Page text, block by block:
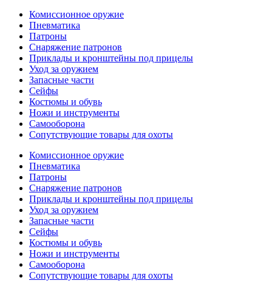
Комиссионное оружие
Пневматика
Патроны
Снаряжение патронов
Приклады и кронштейны под прицелы
Уход за оружием
Запасные части
Сейфы
Костюмы и обувь
Ножи и инструменты
Самооборона
Сопутствующие товары для охоты
Комиссионное оружие
Пневматика
Патроны
Снаряжение патронов
Приклады и кронштейны под прицелы
Уход за оружием
Запасные части
Сейфы
Костюмы и обувь
Ножи и инструменты
Самооборона
Сопутствующие товары для охоты